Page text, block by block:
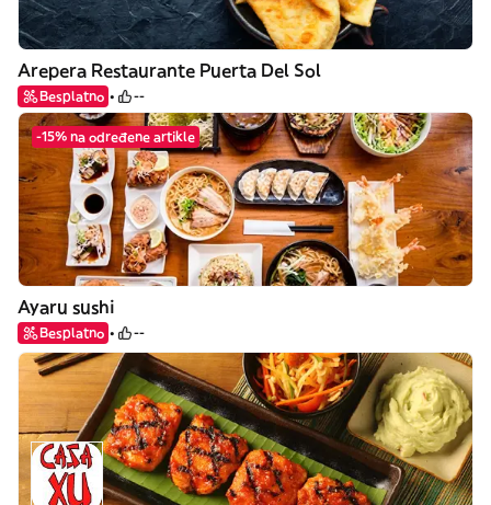
Arepera Restaurante Puerta Del Sol
Besplatno --
-15% na određene artikle
Ayaru sushi
Besplatno --